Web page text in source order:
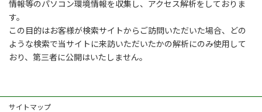
情報等のパソコン環境情報を収集し、アクセス解析をしておりま
す。
この目的はお客様が検索サイトからご訪問いただいた場合、どの
ような検索で当サイトに来訪いただいたかの解析にのみ使用して
おり、第三者に公開はいたしません。
サイトマップ